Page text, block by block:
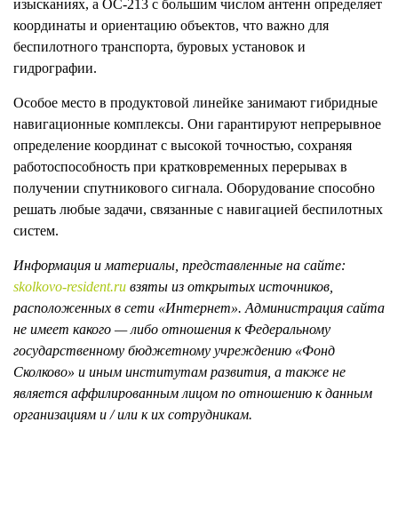
изысканиях, а ОС-213 с большим числом антенн определяет
координаты и ориентацию объектов, что важно для
беспилотного транспорта, буровых установок и
гидрографии.
Особое место в продуктовой линейке занимают гибридные
навигационные комплексы. Они гарантируют непрерывное
определение координат с высокой точностью, сохраняя
работоспособность при кратковременных перерывах в
получении спутникового сигнала. Оборудование способно
решать любые задачи, связанные с навигацией беспилотных
систем.
Информация и материалы, представленные на сайте:
skolkovo-resident.ru взяты из открытых источников,
расположенных в сети «Интернет». Администрация сайта
не имеет какого — либо отношения к Федеральному
государственному бюджетному учреждению «Фонд
Сколково» и иным институтам развития, а также не
является аффилированным лицом по отношению к данным
организациям и / или к их сотрудникам.